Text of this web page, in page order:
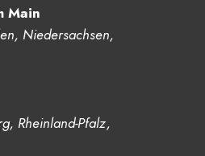
Main
Niedersachsen,
Rheinland-Pfalz,